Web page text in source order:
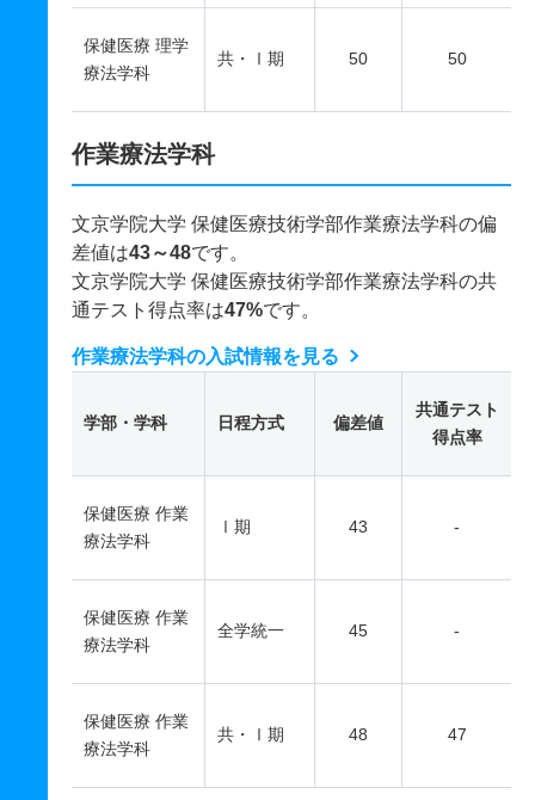
保健医療 理学
療法学科
共・Ⅰ期 50 50
作業療法学科
文京学院大学 保健医療技術学部作業療法学科の偏
差値は43～48です。
文京学院大学 保健医療技術学部作業療法学科の共
通テスト得点率は47%です。
作業療法学科の入試情報を見る
学部・学科 日程方式 偏差値
共通テスト
得点率
保健医療 作業
療法学科
Ⅰ期 43 -
保健医療 作業
療法学科
全学統一 45 -
保健医療 作業
療法学科
共・Ⅰ期 48 47